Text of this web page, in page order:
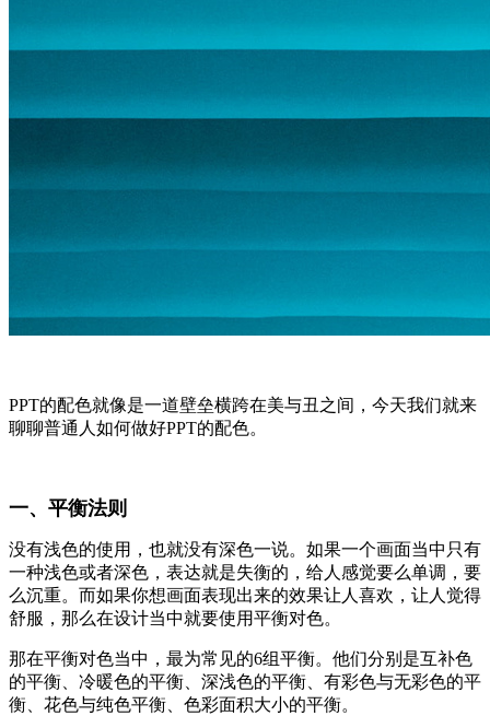
PPT的配色就像是一道壁垒横跨在美与丑之间，今天我们就来
聊聊普通人如何做好PPT的配色。
一、平衡法则
没有浅色的使用，也就没有深色一说。如果一个画面当中只有
一种浅色或者深色，表达就是失衡的，给人感觉要么单调，要
么沉重。而如果你想画面表现出来的效果让人喜欢，让人觉得
舒服，那么在设计当中就要使用平衡对色。
那在平衡对色当中，最为常见的6组平衡。他们分别是互补色
的平衡、冷暖色的平衡、深浅色的平衡、有彩色与无彩色的平
衡、花色与纯色平衡、色彩面积大小的平衡。